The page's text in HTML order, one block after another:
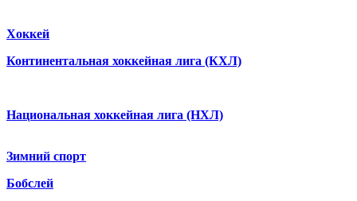
Хоккей
Континентальная хоккейная лига (КХЛ)
Национальная хоккейная лига (НХЛ)
Зимний спорт
Бобслей